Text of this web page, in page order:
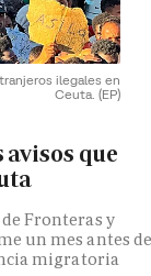
ilegales en
Ceuta. (EP)
que
Fronteras y
un mes antes
migratoria